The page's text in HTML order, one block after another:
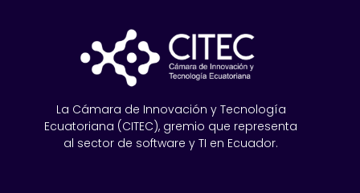
La Cámara de Innovación y Tecnología
Ecuatoriana (CITEC), gremio que representa
al sector de software y TI en Ecuador.